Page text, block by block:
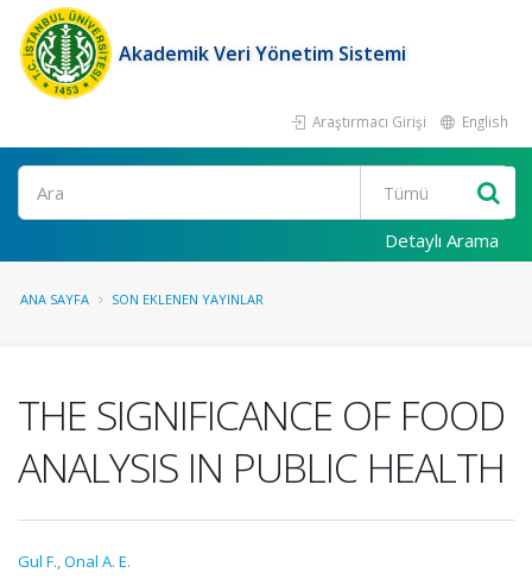
Akademik Veri Yönetim Sistemi
Araştırmacı Girişi English
Ara
Detaylı Arama
ANA SAYFA SON EKLENEN YAYINLAR
THE SIGNIFICANCE OF FOOD
ANALYSIS IN PUBLIC HEALTH
Gul F.,Onal A. E.